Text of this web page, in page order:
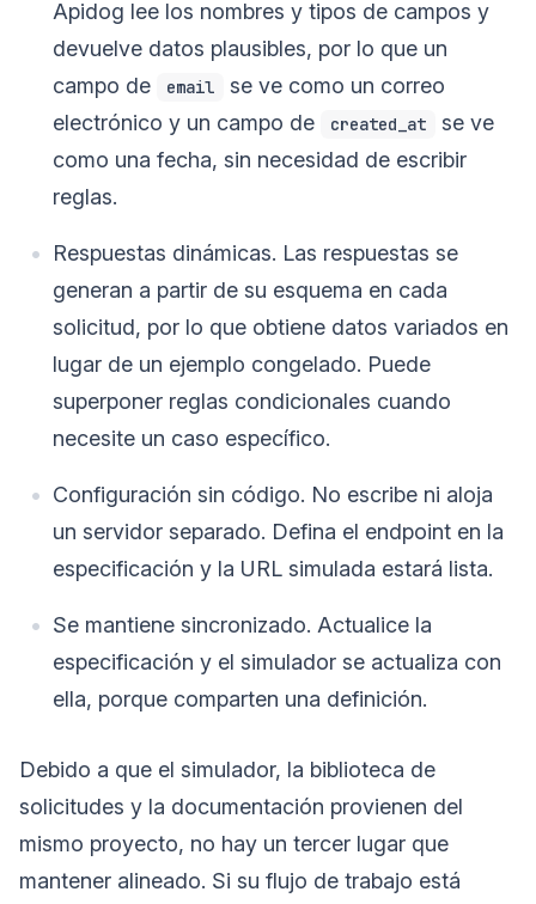
Apidog lee los nombres y tipos de campos y
devuelve datos plausibles, por lo que un
campo de
email
se ve como un correo
electrónico y un campo de
created_at
se ve
como una fecha, sin necesidad de escribir
reglas.
Respuestas dinámicas. Las respuestas se
generan a partir de su esquema en cada
solicitud, por lo que obtiene datos variados en
lugar de un ejemplo congelado. Puede
superponer reglas condicionales cuando
necesite un caso específico.
Configuración sin código. No escribe ni aloja
un servidor separado. Defina el endpoint en la
especificación y la URL simulada estará lista.
Se mantiene sincronizado. Actualice la
especificación y el simulador se actualiza con
ella, porque comparten una definición.
Debido a que el simulador, la biblioteca de
solicitudes y la documentación provienen del
mismo proyecto, no hay un tercer lugar que
mantener alineado. Si su flujo de trabajo está